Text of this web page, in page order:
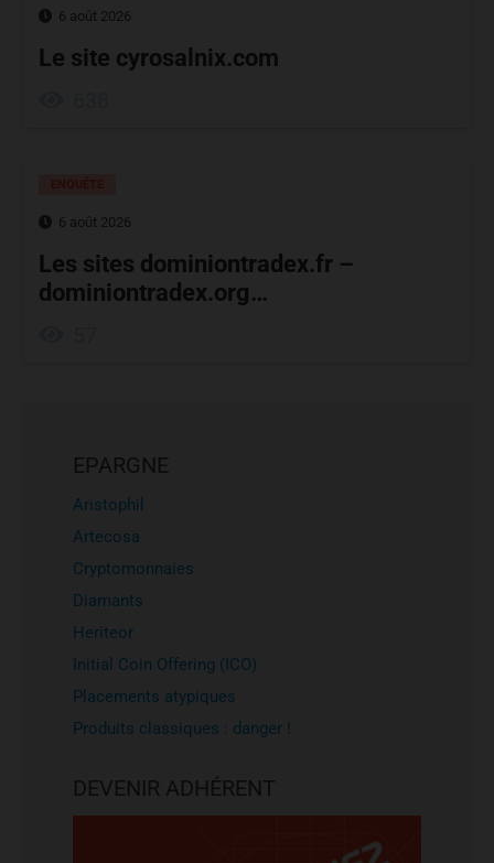
6 août 2026
Le site cyrosalnix.com
6 août 2026
Les sites dominiontradex.fr –
dominiontradex.org…
EPARGNE
Aristophil
Artecosa
Cryptomonnaies
Diamants
Heriteor
Initial Coin Offering (ICO)
Placements atypiques
Produits classiques : danger !
DEVENIR ADHÉRENT